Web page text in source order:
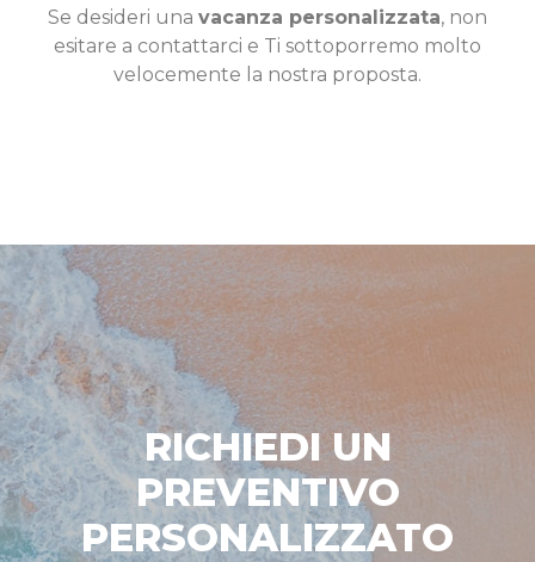
Se desideri una vacanza personalizzata, non
esitare a contattarci e Ti sottoporremo molto
velocemente la nostra proposta.
RICHIEDI UN
PREVENTIVO
PERSONALIZZATO